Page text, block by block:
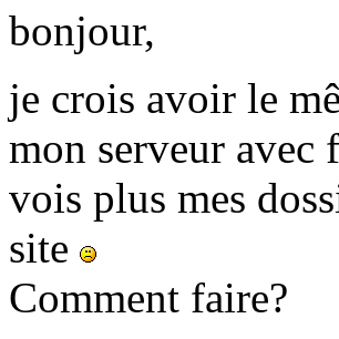
bonjour,
je crois avoir le
mon serveur
vois plus mes
site
Comment faire?